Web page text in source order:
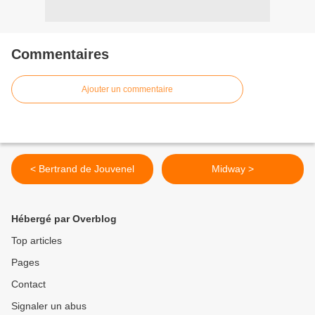
Commentaires
Ajouter un commentaire
< Bertrand de Jouvenel Midway >
Hébergé par Overblog
Top articles
Pages
Contact
Signaler un abus